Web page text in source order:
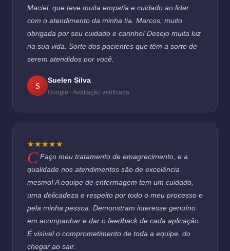
Maciel, que teve muita empatia e cuidado ao lidar
com o atendimento da minha tia. Marcos, muito
obrigada por seu cuidado e carinho! Desejo muita luz
na sua vida. Sorte dos pacientes que têm a sorte de
serem atendidos por você.
S
Suelen Silva
Google · Avaliação verificada
★★★★★
Faço meu tratamento de emagrecimento, e a
qualidade nos atendimentos são de excelência
mesmo! A equipe de enfermagem tem um cuidado,
uma delicadeza e respeito por todo o meu processo e
pela minha pessoa. Demonstram interesse genuíno
em acompanhar e dar o feedback de cada aplicação.
É visível o comprometimento de toda a equipe, do
chegar ao sair.